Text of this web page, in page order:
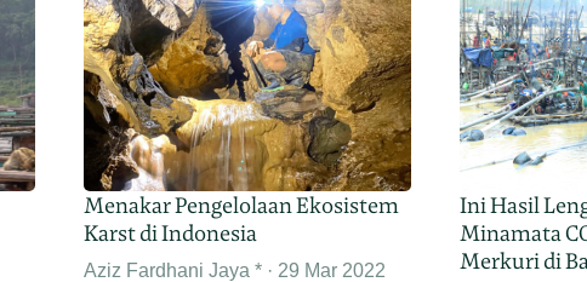
Menakar Pengelolaan Ekosistem
Karst di Indonesia
Aziz Fardhani Jaya * 29 Mar 2022
Ini Hasil
Minamata
Merkuri di